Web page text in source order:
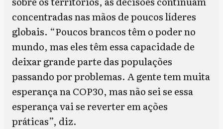
concentradas nas mãos de poucos líderes
globais. “Poucos brancos têm o poder no
mundo, mas eles têm essa capacidade de
deixar grande parte das populações
passando por problemas. A gente tem muita
esperança na COP30, mas não sei se essa
esperança vai se reverter em ações
práticas”, diz.